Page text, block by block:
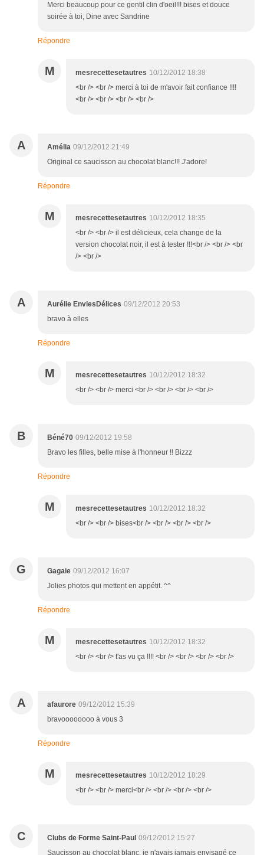
Merci beaucoup pour ce gentil clin d'oeil!!! bises et douce
soirée à toi, Dine avec Sandrine
Répondre
M mesrecettesetautres 10/12/2012 18:38
<br /> <br /> merci à toi de m'avoir fait confiance !!!!
<br /> <br /> <br /> <br />
A Amélia 09/12/2012 21:49
Original ce saucisson au chocolat blanc!!! J'adore!
Répondre
M mesrecettesetautres 10/12/2012 18:35
<br /> <br /> il est délicieux, cela change de la
version chocolat noir, il est à tester !!!<br /> <br /> <br
/> <br />
A Aurélie EnviesDélices 09/12/2012 20:53
bravo à elles
Répondre
M mesrecettesetautres 10/12/2012 18:32
<br /> <br /> merci <br /> <br /> <br /> <br />
B Béné70 09/12/2012 19:58
Bravo les filles, belle mise à l'honneur !! Bizzz
Répondre
M mesrecettesetautres 10/12/2012 18:32
<br /> <br /> bises<br /> <br /> <br /> <br />
G Gagaie 09/12/2012 16:07
Jolies photos qui mettent en appétit. ^^
Répondre
M mesrecettesetautres 10/12/2012 18:32
<br /> <br /> t'as vu ça !!!! <br /> <br /> <br /> <br />
A afaurore 09/12/2012 15:39
bravoooooooo à vous 3
Répondre
M mesrecettesetautres 10/12/2012 18:29
<br /> <br /> merci<br /> <br /> <br /> <br />
C Clubs de Forme Saint-Paul 09/12/2012 15:27
Saucisson au chocolat blanc, je n'avais jamais envisagé ce